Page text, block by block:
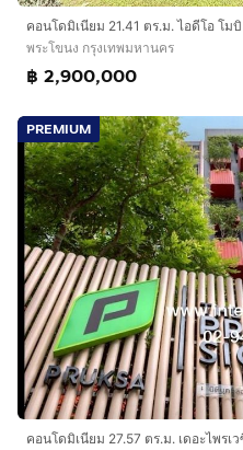
พระโขนง กรุงเทพมหานคร
฿ 2,900,000
PREMIUM